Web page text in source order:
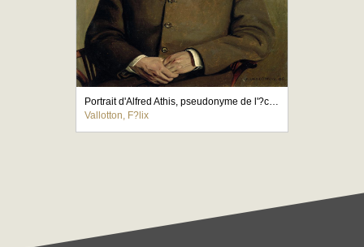
Portrait d'Alfred Athis, pseudonyme de l'?crivain Alfred Natanson
Vallotton, F?lix